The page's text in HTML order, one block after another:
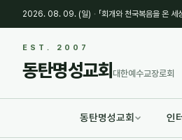
2026. 08. 09. (일) · 「회개와 천국복음을 온
EST. 2007
동탄명성교회 대한예수교장로회
동탄명성교회 인
Sketchbook5, 스케
Sketchbook5, 스케